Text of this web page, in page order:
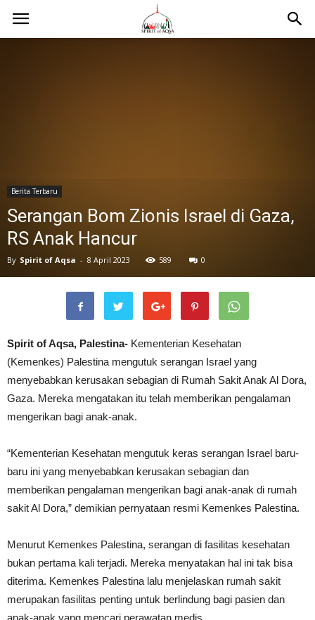
Berita Terbaru
Serangan Bom Zionis Israel di Gaza,
RS Anak Hancur
By Spirit of Aqsa - 8 April 2023 589 0
Spirit of Aqsa, Palestina- Kementerian Kesehatan
(Kemenkes) Palestina mengutuk serangan Israel yang
menyebabkan kerusakan sebagian di Rumah Sakit Anak Al Dora,
Gaza. Mereka mengatakan itu telah memberikan pengalaman
mengerikan bagi anak-anak.
“Kementerian Kesehatan mengutuk keras serangan Israel baru-
baru ini yang menyebabkan kerusakan sebagian dan
memberikan pengalaman mengerikan bagi anak-anak di rumah
sakit Al Dora,” demikian pernyataan resmi Kemenkes Palestina.
Menurut Kemenkes Palestina, serangan di fasilitas kesehatan
bukan pertama kali terjadi. Mereka menyatakan hal ini tak bisa
diterima. Kemenkes Palestina lalu menjelaskan rumah sakit
merupakan fasilitas penting untuk berlindung bagi pasien dan
anak-anak yang mencari perawatan medis.